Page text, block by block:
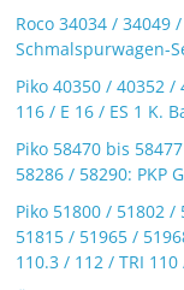
Roco 34034 / 34049
Schmalspurwagen-
Piko 40350 / 40352
116 / E 16 / ES 1 K.
Piko 58470 bis
58286 / 58290: PKP
Piko 51800 / 51802
51815 / 51965 /
110.3 / 112 / TRI